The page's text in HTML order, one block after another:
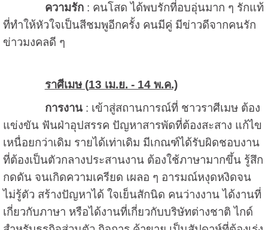
ความรัก: คนโสด ได้พบรักที่อบอุ่นมาก ๆ รักแท้
ที่ทำให้หัวใจเป็นสีชมพูอีกครั้ง คนมีคู่ มีข่าวดีจากคนรัก
ข่าวมงคลดี ๆ
ราศีเมษ (13 เม.ย. - 14 พ.ค.)
การงาน: เข้าสู่สถานการณ์ที่ ชาวราศีเมษ ต้อง
แข่งขัน ฟันฝ่าอุปสรรค ปัญหาสารพัดที่ต้องสะสาง แก้ไข
เหนื่อยกว่าเดิม รายได้เท่าเดิม มีเกณฑ์ได้รับผิดชอบงาน
ที่ต้องเป็นตัวกลางประสานงาน ต้องใช้ภาษามากขึ้น รู้สึก
กดดัน จนเกิดความเครียด เผลอ ๆ อารมณ์หงุดหงิดจน
ไม่รู้ตัว สร้างปัญหาได้ ใจเย็นสักนิด คนว่างงาน ได้งานที่
เกี่ยวกับภาษา หรือได้งานที่เกี่ยวกับบริษัทต่างชาติ ไกด์